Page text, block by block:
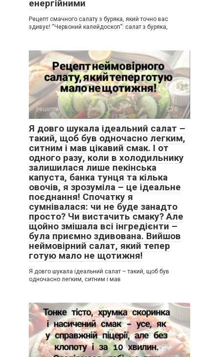
енергійними
Рецепт смачного салату з буряка, який точно вас
здивує! “Червоний калейдоскоп”: салат з буряка,
рецепти 0
Я довго шукала ідеальний салат –
такий, щоб був одночасно легким,
ситним і мав цікавий смак. І от
одного разу, коли в холодильнику
залишилася лише пекінська
капуста, банка тунця та кілька
овочів, я зрозуміла – це ідеальне
поєднання! Спочатку я
сумнівалася: чи не буде занадто
просто? Чи вистачить смаку? Але
щойно змішала всі інгредієнти –
була приємно здивована. Вийшов
неймовірний салат, який тепер
готую мало не щотижня!
Я довго шукала ідеальний салат – такий, щоб був
одночасно легким, ситним і мав